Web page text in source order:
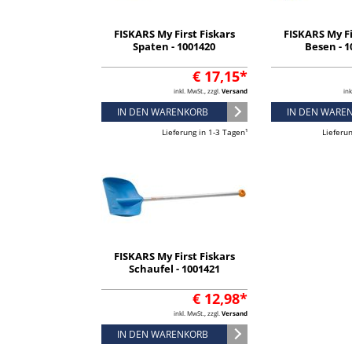
FISKARS My First Fiskars
Spaten - 1001420
€ 17,15*
inkl. MwSt., zzgl. Versand
IN DEN WARENKORB
Lieferung in 1-3 Tagen¹
FISKARS My
Besen -
IN DEN
FISKARS My First Fiskars
Schaufel - 1001421
€ 12,98*
inkl. MwSt., zzgl. Versand
IN DEN WARENKORB